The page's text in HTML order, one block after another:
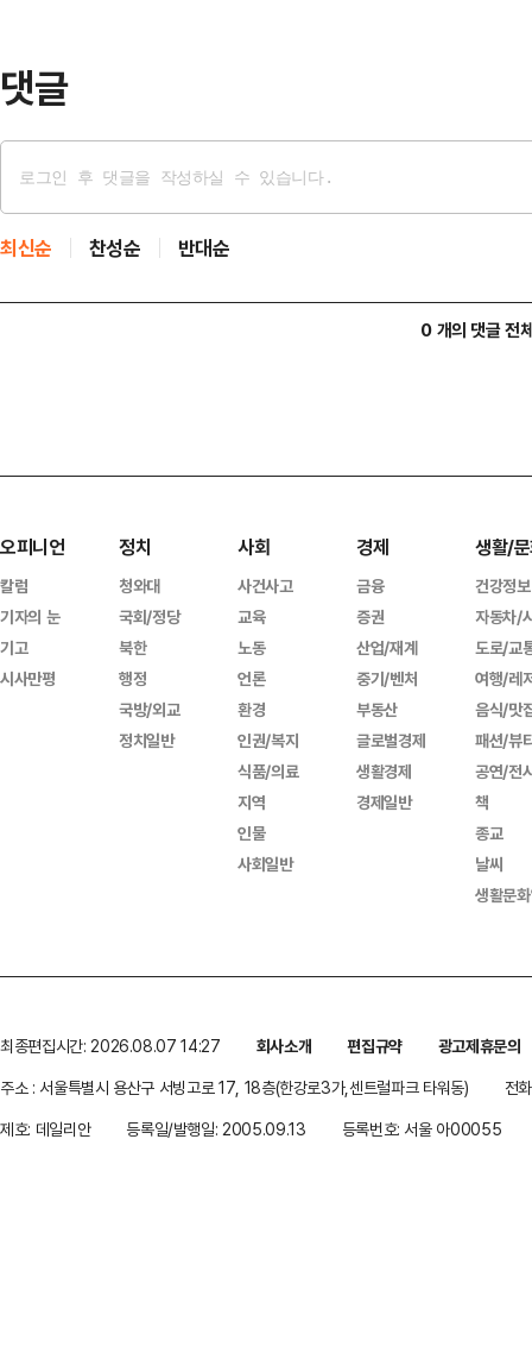
댓글
최신순 찬성순 반대순
0 개의 댓글 전
오피니언
칼럼
기자의 눈
기고
시사만평
정치
청와대
국회/정당
북한
행정
국방/외교
정치일반
사회
사건사고
교육
노동
언론
환경
인권/복지
식품/의료
지역
인물
사회일반
경제
금융
증권
산업/재계
중기/벤처
부동산
글로벌경제
생활경제
경제일반
생활/
건강정보
자동차/
도로/교
여행/레
음식/맛
패션/뷰
공연/전
책
종교
날씨
생활문
최종편집시간: 2026.08.07 14:27 회사소개 편집규약
광고제휴문의
주소 : 서울특별시 용산구 서빙고로 17, 18층(한강로3가,센트럴파크 타워동)
전
제호: 데일리안
등록일/발행일: 2005.09.13 등록번호: 서울 아00055